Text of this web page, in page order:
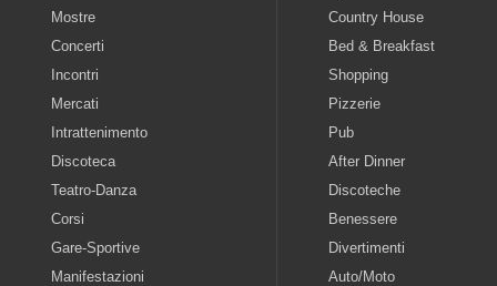
Mostre
Concerti
Incontri
Mercati
Intrattenimento
Discoteca
Teatro-Danza
Corsi
Gare-Sportive
Manifestazioni
Country House
Bed & Breakfast
Shopping
Pizzerie
Pub
After Dinner
Discoteche
Benessere
Divertimenti
Auto/Moto